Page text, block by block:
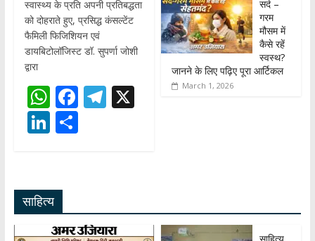
स्वास्थ्य के प्रति अपनी प्रतिबद्धता
को दोहराते हुए, प्रसिद्ध कंसल्टेंट
फैमिली फिजिशियन एवं
डायबिटोलॉजिस्ट डॉ. सुपर्णा जोशी
द्वारा
W
h
at
A
p
p
F
ac
e
o
k
T
m
X
Li
e
dI
n
S
सर्द –
गरम
मौसम में
कैसे रहें
स्वस्थ?
जानने के लिए पढ़िए पूरा आर्टिकल
March 1, 2026
साहित्य
साहित्य